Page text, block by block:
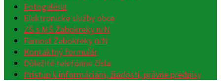
Fotogaléria
Elektronické služby obce
ZŠ s MŠ Žabokreky n/N
Farnosť Žabokreky n/N
Kontaktný formulár
Dôležité telefónne čísla
Prístup k informáciám, žiadosti, právne predpisy